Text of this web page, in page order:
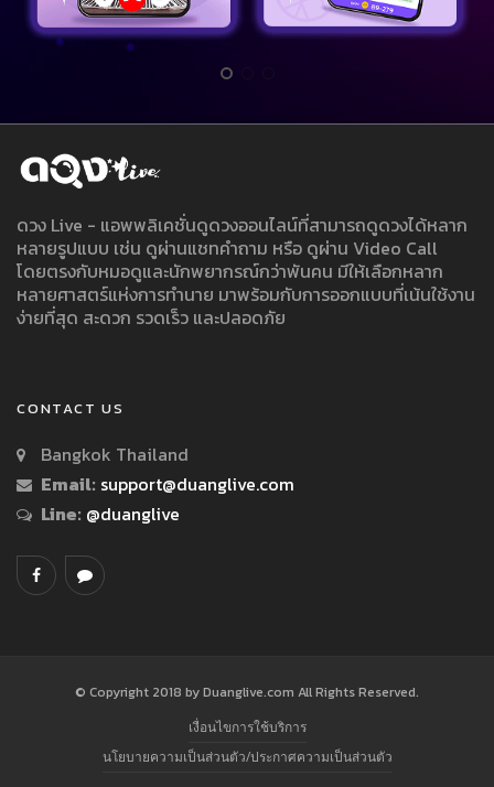
ดวง Live - แอพพลิเคชั่นดูดวงออนไลน์ที่สามารถดูดวงได้หลาก
หลายรูปแบบ เช่น ดูผ่านแชทคำถาม หรือ ดูผ่าน Video Call
โดยตรงกับหมอดูและนักพยากรณ์กว่าพันคน มีให้เลือกหลาก
หลายศาสตร์แห่งการทำนาย มาพร้อมกับการออกแบบที่เน้นใช้งาน
ง่ายที่สุด สะดวก รวดเร็ว และปลอดภัย
CONTACT US
Bangkok Thailand
Email: support@duanglive.com
Line: @duanglive
© Copyright 2018 by Duanglive.com All Rights Reserved.
เงื่อนไขการใช้บริการ
นโยบายความเป็นส่วนตัว/ประกาศความเป็นส่วนตัว